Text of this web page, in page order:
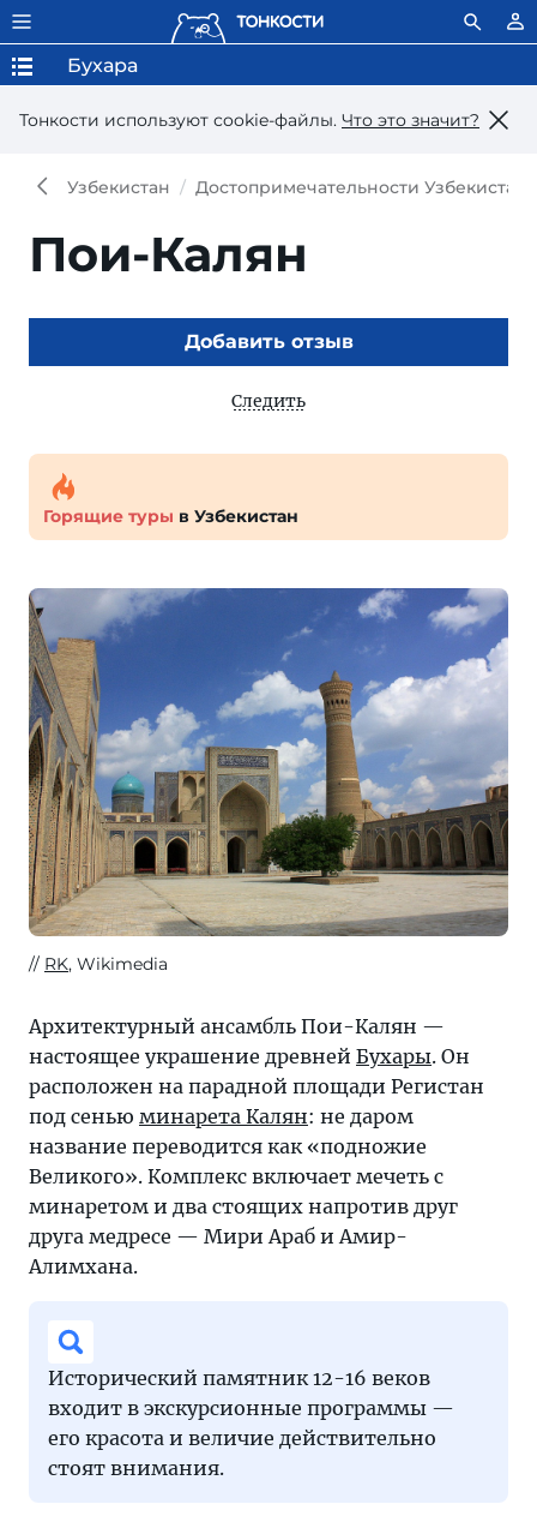
Тонкости используют сookie-файлы. Что это значит?
Бухара
Узбекистан Достопримечательности Узбекистана
Пои-Калян
Добавить отзыв
Следить
Горящие туры в Узбекистан
RK, Wikimedia
Архитектурный ансамбль Пои-Калян —
настоящее украшение древней Бухары. Он
расположен на парадной площади Регистан
под сенью минарета Калян: не даром
название переводится как «подножие
Великого». Комплекс включает мечеть с
минаретом и два стоящих напротив друг
друга медресе — Мири Араб и Амир-
Алимхана.
Исторический памятник 12-16 веков
входит в экскурсионные программы —
его красота и величие действительно
стоят внимания.